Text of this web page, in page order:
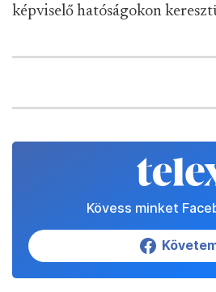
képviselő hatóságokon
Kövess minket